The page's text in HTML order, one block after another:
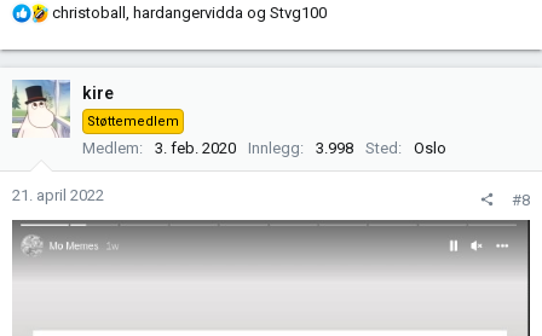
R
k
s
j
e
r
:
christoball hardangervidda og Stvg100
kire
Støttemedlem
Medlem 3. feb. 2020 Innlegg 3.998 Sted Oslo
21. april 2022 #8